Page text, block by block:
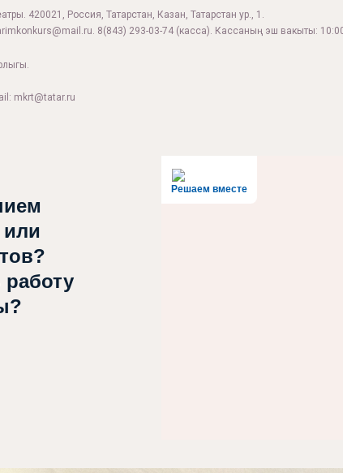
420021, Россия, Татарстан, Казан, Татарстан ур., 1.
. 8(843) 293-03-74 (касса). Кассаның эш вакыты:
mkrt@tatar.ru
Решаем вместе
работу